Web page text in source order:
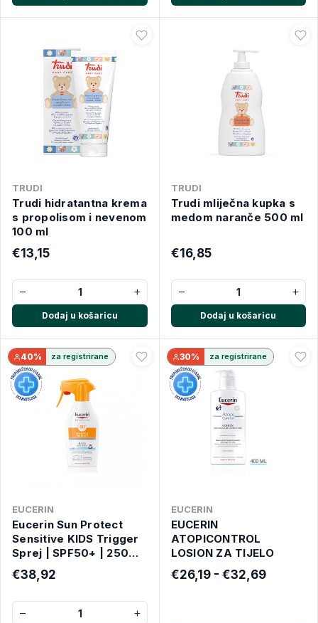
TRUDI
Trudi hidratantna krema
s propolisom i nevenom
100 ml
€13,15
− +
Dodaj u košaricu
TRUDI
Trudi mliječna kupka s
medom naranče 500 ml
€16,85
− +
Dodaj u košaricu
40% za registrirane
EUCERIN
Eucerin Sun Protect
Sensitive KIDS Trigger
Sprej | SPF50+ | 250ml
| Za osjetljivu dječju
kožu
€38,92
− +
30% za registrirane
EUCERIN
EUCERIN
ATOPICONTROL
LOSION ZA TIJELO
€26,19 - €32,69